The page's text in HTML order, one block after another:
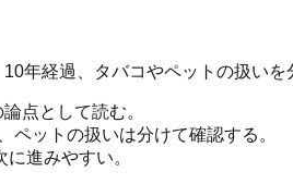
年経過、タバコやペットの扱い
点として読む。
ペットの扱いは分けて確認する。
進みやすい。